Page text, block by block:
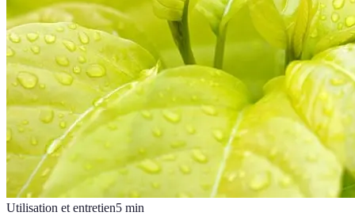
Utilisation et entretien5 min